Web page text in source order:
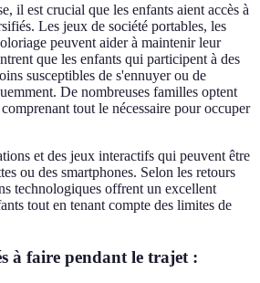
il est crucial que les enfants aient accès à
Les jeux de société portables, les
peuvent aider à maintenir leur
que les enfants qui participent à des
susceptibles de s'ennuyer ou de
De nombreuses familles optent
comprenant tout le nécessaire pour occuper
et des jeux interactifs qui peuvent être
ou des smartphones. Selon les retours
technologiques offrent un excellent
tout en tenant compte des limites de
à faire pendant le trajet :